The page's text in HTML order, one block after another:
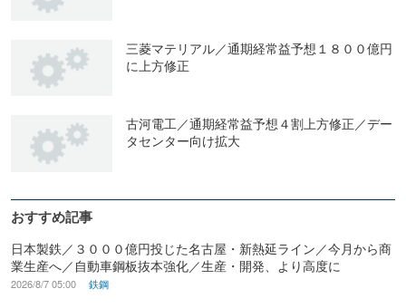
三菱マテリアル／通期経常益予想１８００億円
に上方修正
古河電工／通期経常益予想４割上方修正／デー
タセンター向け拡大
おすすめ記事
日本製鉄／３０００億円投じた名古屋・新熱延ライン／今月から商
業生産へ／自動車鋼板抜本強化／生産・開発、より高度に
2026/8/7 05:00 鉄鋼